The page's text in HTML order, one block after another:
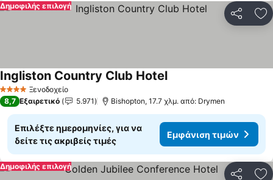
Δημοφιλής επιλογή
4 ΑστέριαΞενοδοχείο
Ingliston Country Club HotelΕμφάνιση τιμών
8,7 Εξαιρετικό 5.971 Bishopton, 17.7 χλμ. από: Drymen
Επιλέξτε ημερομηνίες, για να
δείτε τις ακριβείς τιμές
Εμφάνιση τιμών
Δημοφιλής επιλογή